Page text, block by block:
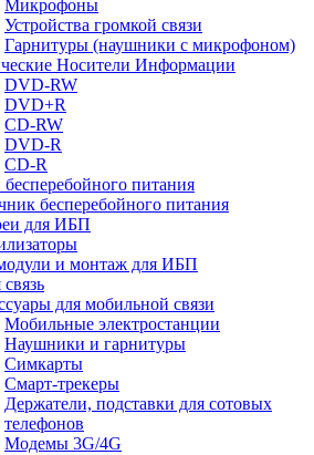
Микрофоны
Устройства громкой связи
Гарнитуры (наушники с микрофоном)
Носители Информации
DVD-RW
DVD+R
CD-RW
DVD-R
CD-R
питания
бесперебойного питания
для ИБП
и монтаж для ИБП
для мобильной связи
Мобильные электростанции
Наушники и гарнитуры
Симкарты
Смарт-трекеры
Держатели, подставки для сотовых
телефонов
Модемы 3G/4G